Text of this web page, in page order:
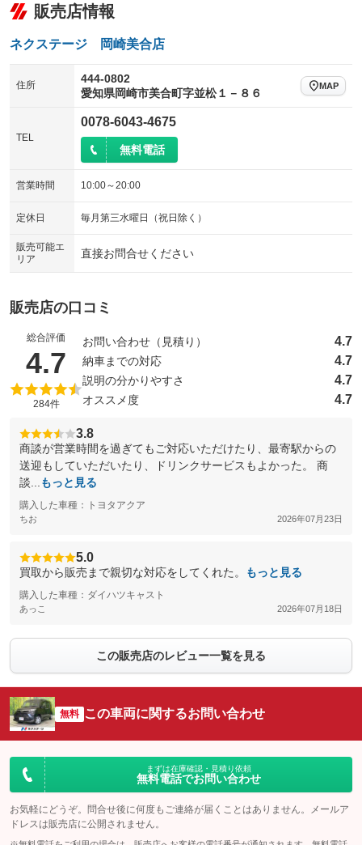
販売店情報
ネクステージ 岡崎美合店
住所
444-0802
愛知県岡崎市美合町字並松１－８６
MAP
TEL
0078-6043-4675
無料電話
営業時間 10:00～20:00
定休日 毎月第三水曜日（祝日除く）
販売可能エ
リア
直接お問合せください
販売店の口コミ
総合評価
4.7 （5点満点中）
284件
お問い合わせ（見積り） 4.7
納車までの対応 4.7
説明の分かりやすさ 4.7
オススメ度 4.7
3.8
商談が営業時間を過ぎてもご対応いただけたり、最寄駅からの
送迎もしていただいたり、ドリンクサービスもよかった。 商
談...
もっと見る
購入した車種：トヨタアクア
ちお 2026年07月23日
5.0
買取から販売まで親切な対応をしてくれた。 もっと見る
購入した車種：ダイハツキャスト
あっこ 2026年07月18日
この販売店のレビュー一覧を見る
無料 この車両に関するお問い合わせ
まずは在庫確認・見積り依頼
無料電話でお問い合わせ
お気軽にどうぞ。問合せ後に何度もご連絡が届くことはありません。メールア
ドレスは販売店に公開されません。